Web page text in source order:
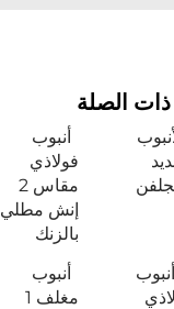
الصلة
أنبوب
فولاذي
مقاس 2
إنش مطلي
بالزنك
1 أنبوب
أنبوب
مغلف 1